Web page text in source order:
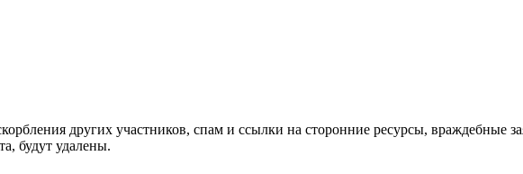
других участников, спам и ссылки на сторонние ресурсы, враждебные
будут удалены.